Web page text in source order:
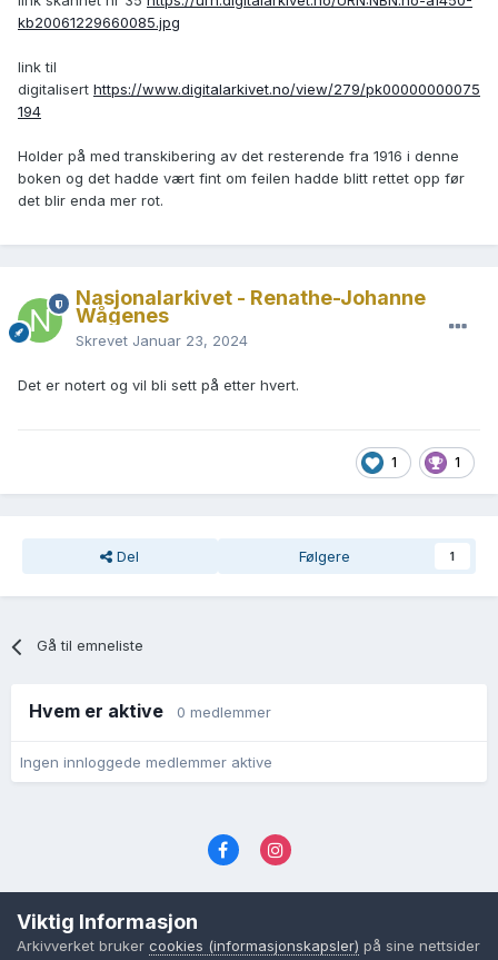
kb20061229660085.jpg
link til
digitalisert https://www.digitalarkivet.no/view/279/pk00000000075
194
Holder på med transkibering av det resterende fra 1916 i denne
boken og det hadde vært fint om feilen hadde blitt rettet opp før
det blir enda mer rot.
Nasjonalarkivet - Renathe-Johanne
Wågenes
Skrevet Januar 23, 2024
Det er notert og vil bli sett på etter hvert.
1 1
Del Følgere 1
Gå til emneliste
Hvem er aktive 0 medlemmer
Ingen innloggede medlemmer aktive
Cookies (informasjonskapsler)
Powered by Invision Community
Viktig Informasjon
Arkivverket bruker cookies (informasjonskapsler) på sine nettsider